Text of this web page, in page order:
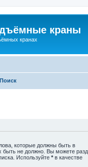
краны
кранах
Поиск
которые должны быть в
быть не должно. Вы можете
Используйте * в качестве